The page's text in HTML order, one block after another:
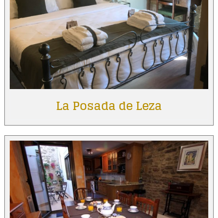
La Posada de Leza